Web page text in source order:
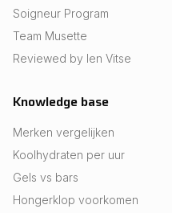
Soigneur Program
Team Musette
Reviewed by Ien Vitse
Knowledge base
Merken vergelijken
Koolhydraten per uur
Gels vs bars
Hongerklop voorkomen